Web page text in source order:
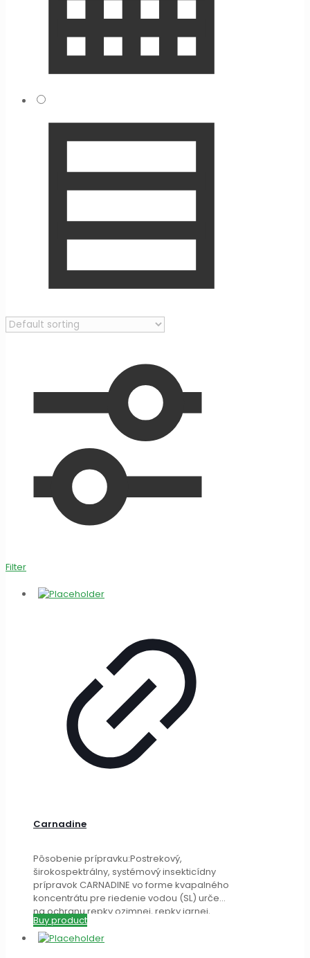
Filter
Carnadine
Pôsobenie prípravku:Postrekový,
širokospektrálny, systémový insekticídny
prípravok CARNADINE vo forme kvapalného
koncentrátu pre riedenie vodou (SL) určený
na ochranu repky ozimnej, repky jarnej,
kukurice, zemiaku a jablone.
Buy product